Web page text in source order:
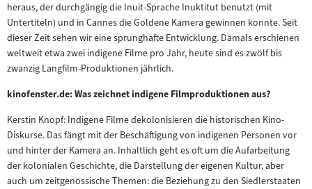
heraus, der durchgängig die Inuit-Sprache Inuktitut benutzt (mit
Untertiteln) und in Cannes die Goldene Kamera gewinnen konnte. Seit
dieser Zeit sehen wir eine sprunghafte Entwicklung. Damals erschienen
weltweit etwa zwei indigene Filme pro Jahr, heute sind es zwölf bis
zwanzig Langfilm-Produktionen jährlich.
kinofenster.de: Was zeichnet indigene Filmproduktionen aus?
Kerstin Knopf: Indigene Filme dekolonisieren die historischen Kino-
Diskurse. Das fängt mit der Beschäftigung von indigenen Personen vor
und hinter der Kamera an. Inhaltlich geht es oft um die Aufarbeitung
der kolonialen Geschichte, die Darstellung der eigenen Kultur, aber
auch um zeitgenössische Themen: die Beziehung zu den Siedlerstaaten